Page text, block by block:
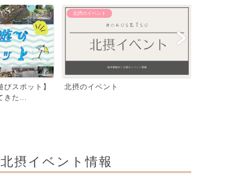
【おでかけ】 その他
飛行機が間近で見える！豊中つばさ
北摂イベント情報